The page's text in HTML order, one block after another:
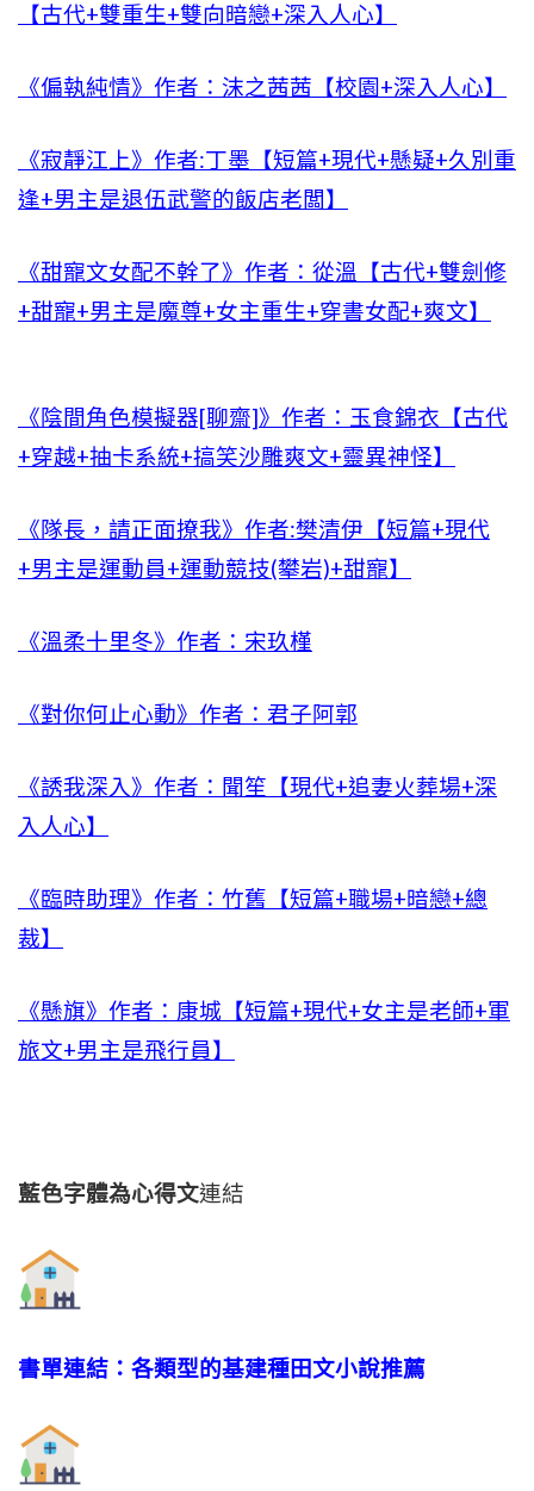
【古代+雙重生+雙向暗戀+深入人心】
《偏執純情》作者：沫之茜茜【校園+深入人心】
《寂靜江上》作者:丁墨【短篇+現代+懸疑+久別重
逢+男主是退伍武警的飯店老闆】
《甜寵文女配不幹了》作者：從溫【古代+雙劍修
+甜寵+男主是魔尊+女主重生+穿書女配+爽文】
《陰間角色模擬器[聊齋]》作者：玉食錦衣【古代
+穿越+抽卡系統+搞笑沙雕爽文+靈異神怪】
《隊長，請正面撩我》作者:樊清伊【短篇+現代
+男主是運動員+運動競技(攀岩)+甜寵】
《溫柔十里冬》作者：宋玖槿
《對你何止心動》作者：君子阿郭
《誘我深入》作者：聞笙【現代+追妻火葬場+深
入人心】
《臨時助理》作者：竹舊【短篇+職場+暗戀+總
裁】
《懸旗》作者：康城【短篇+現代+女主是老師+軍
旅文+男主是飛行員】
藍色字體為心得文連結
書單連結：各類型的基建種田文小說推薦